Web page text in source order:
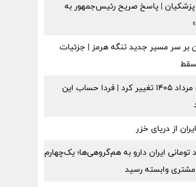
| پاسخ صریح رئیس‌جمهور به
بر سر مسیر جدید تنگه هرمز | جزئیات
زمان واریز کالابرگ مرداد ۱۴۰۵ تغییر کرد | فردا حساب این
از دریای خزر
میلیارد تومانی ایران دارو به هم‌گروهی‌ها؛ یک‌چهارم
وابسته رسید